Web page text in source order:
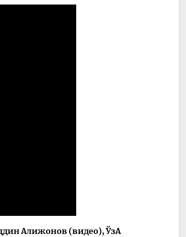
Алижонов (видео), ЎзА